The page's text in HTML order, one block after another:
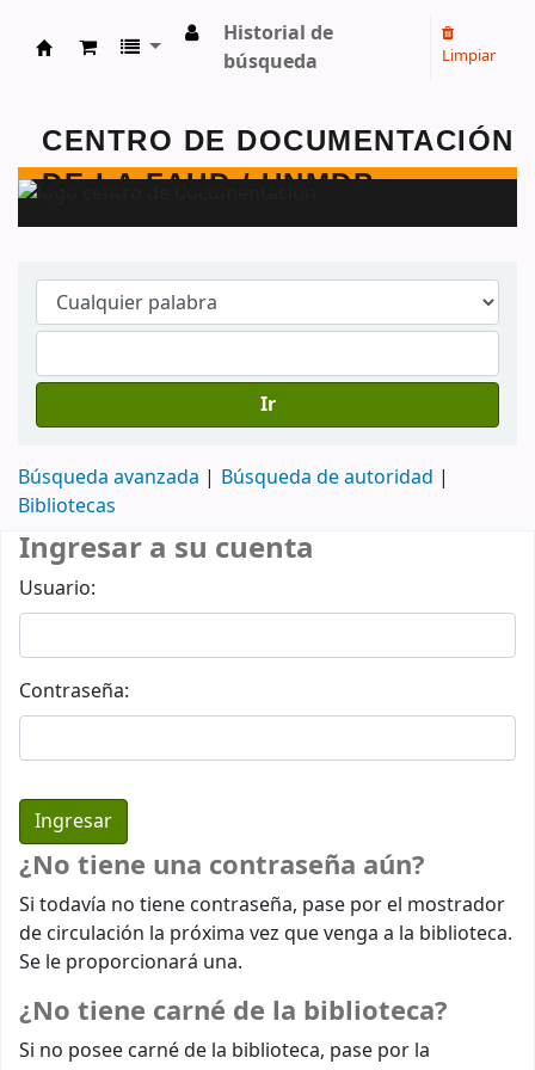
Centro de Documentación - FAUD - Unmdp -
Historial de
búsqueda
Limpiar
Ir
Búsqueda avanzada
Búsqueda de autoridad
Bibliotecas
Ingresar a su cuenta
Usuario:
Contraseña:
¿No tiene una contraseña aún?
Si todavía no tiene contraseña, pase por el mostrador
de circulación la próxima vez que venga a la biblioteca.
Se le proporcionará una.
¿No tiene carné de la biblioteca?
Si no posee carné de la biblioteca, pase por la